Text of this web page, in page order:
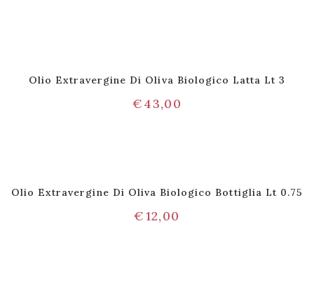
Olio Extravergine Di Oliva Biologico Latta Lt 3
€43,00
Olio Extravergine Di Oliva Biologico Bottiglia Lt 0.75
€12,00